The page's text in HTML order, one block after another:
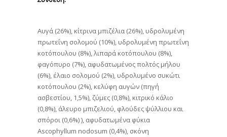
Αυγά (26%), κίτρινα μπιζέλια (26%), υδρολυμένη
πρωτεΐνη σολομού (10%), υδρολυμένη πρωτεΐνη
κοτόπουλου (8%), λιπαρά κοτόπουλου (8%),
φαγόπυρο (7%), αφυδατωμένος πολτός μήλου
(6%), έλαιο σολομού (2%), υδρολυμένο συκώτι
κοτόπουλου (2%), κελύφη αυγών (πηγή
ασβεστίου, 1,5%), ζύμες (0,8%), κιτρικό κάλιο
(0,8%), άλευρο μπιζελιού, φλούδες ψύλλιου και
σπόροι (0,6%) ), αφυδατωμένα φύκια
Ascophyllum nodosum (0,4%), σκόνη